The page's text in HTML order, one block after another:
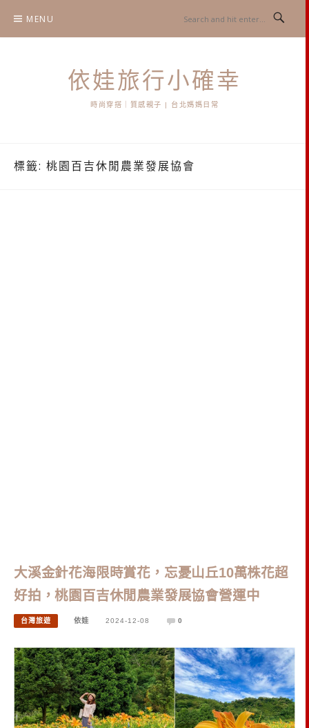
content
MENU
依娃旅行小確幸
時尚穿搭｜質感親子 | 台北媽媽日常
標籤: 桃園百吉休閒農業發展協會
大溪金針花海限時賞花，忘憂山丘10萬株花超
好拍，桃園百吉休閒農業發展協會營運中
台灣旅遊 依娃 2024-12-08 0